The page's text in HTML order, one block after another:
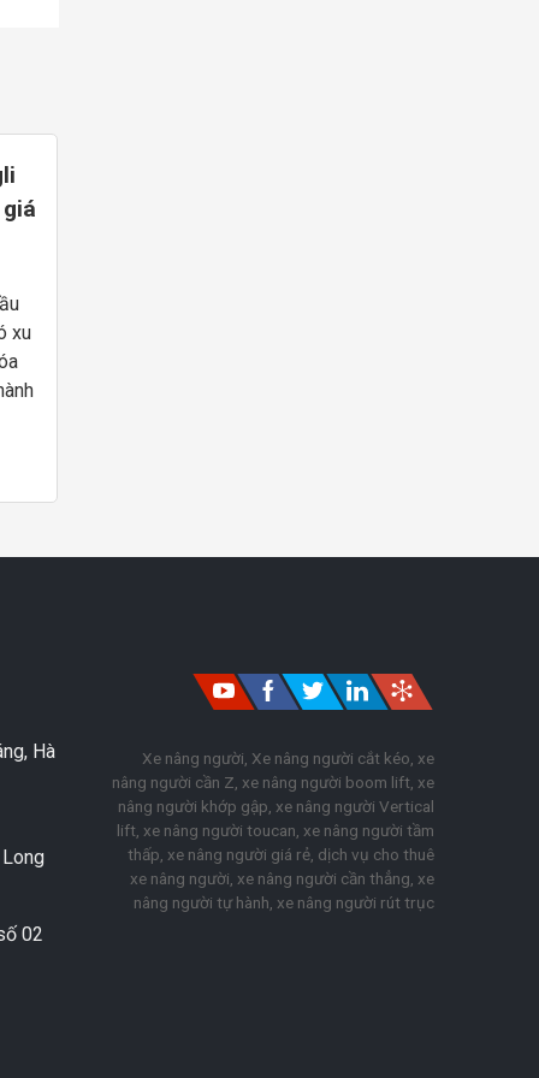
xu
Hà
02
Xe nâng người, Xe nâng người cắt kéo, xe
nâng người cần Z, xe nâng người boom lift, xe
nâng người khớp gập, xe nâng người Vertical
lift, xe nâng người toucan, xe nâng người tầm
thấp, xe nâng người giá rẻ, dịch vụ cho thuê
xe nâng người, xe nâng người cần thẳng, xe
nâng người tự hành, xe nâng người rút trục